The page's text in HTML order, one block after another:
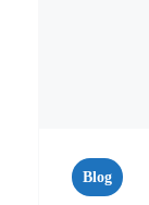
Blog